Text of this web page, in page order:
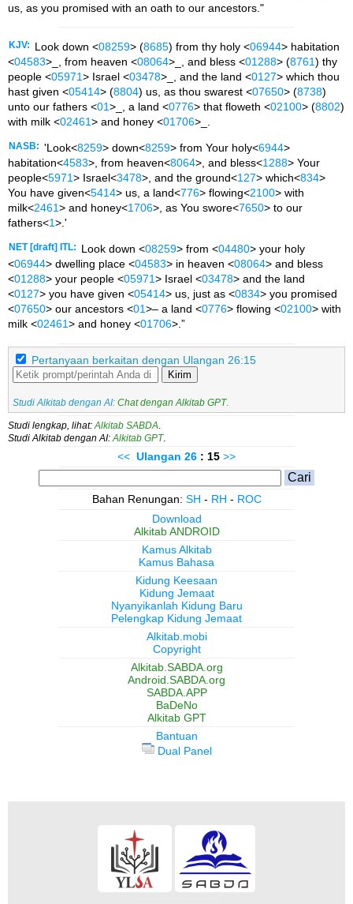
us, as you promised with an oath to our ancestors."
KJV: Look down <08259> (8685) from thy holy <06944> habitation
<04583>_, from heaven <08064>_, and bless <01288> (8761) thy
people <05971> Israel <03478>_, and the land <0127> which thou
hast given <05414> (8804) us, as thou swarest <07650> (8738)
unto our fathers <01>_, a land <0776> that floweth <02100> (8802)
with milk <02461> and honey <01706>_.
NASB: 'Look<8259> down<8259> from Your holy<6944>
habitation<4583>, from heaven<8064>, and bless<1288> Your
people<5971> Israel<3478>, and the ground<127> which<834>
You have given<5414> us, a land<776> flowing<2100> with
milk<2461> and honey<1706>, as You swore<7650> to our
fathers<1>.'
NET [draft] ITL: Look down <08259> from <04480> your holy
<06944> dwelling place <04583> in heaven <08064> and bless
<01288> your people <05971> Israel <03478> and the land
<0127> you have given <05414> us, just as <0834> you promised
<07650> our ancestors <01>– a land <0776> flowing <02100> with
milk <02461> and honey <01706>.”
Pertanyaan berkaitan dengan Ulangan 26:15
Kirim
Studi Alkitab dengan AI: Chat dengan Alkitab GPT.
Studi lengkap, lihat: Alkitab SABDA
Studi Alkitab dengan AI: Alkitab GPT.
<< Ulangan 26 : 15 >>
Bahan Renungan: SH - RH - ROC
Download
Alkitab ANDROID
Kamus Alkitab
Kamus Bahasa
Kidung Keesaan
Kidung Jemaat
Nyanyikanlah Kidung Baru
Pelengkap Kidung Jemaat
Alkitab.mobi
Copyright
Alkitab.SABDA.org
Android.SABDA.org
SABDA.APP
BaDeNo
Alkitab GPT
Bantuan
Dual Panel